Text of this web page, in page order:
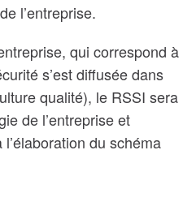
l’entreprise.
qui correspond à
s’est diffusée dans
qualité), le RSSI sera
de l’entreprise et
du schéma